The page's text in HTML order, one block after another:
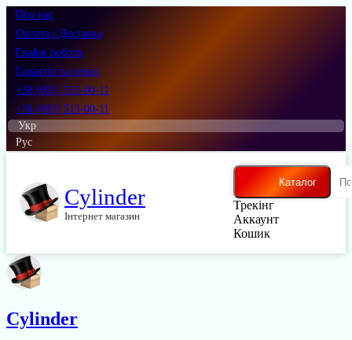
Про нас
Оплата і Доставка
Графік роботи
Гарантія та сервіс
+38 (095) 513-00-11
+38 (093) 513-00-11
Укр
Рус
Cylinder
Інтернет магазин
Каталог
Трекінг
Аккаунт
Кошик
Cylinder